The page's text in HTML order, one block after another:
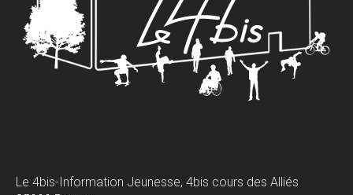
Le 4bis-Information Jeunesse, 4bis cours des Alliés